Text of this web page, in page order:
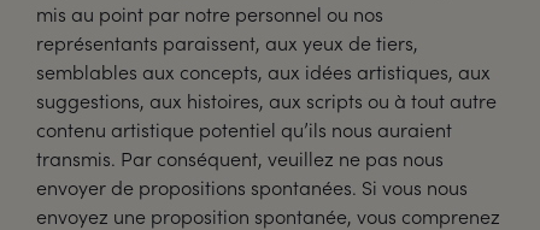
mis au point par notre personnel ou nos
représentants paraissent, aux yeux de tiers,
semblables aux concepts, aux idées artistiques, aux
suggestions, aux histoires, aux scripts ou à tout autre
contenu artistique potentiel qu’ils nous auraient
transmis. Par conséquent, veuillez ne pas nous
envoyer de propositions spontanées. Si vous nous
envoyez une proposition spontanée, vous comprenez